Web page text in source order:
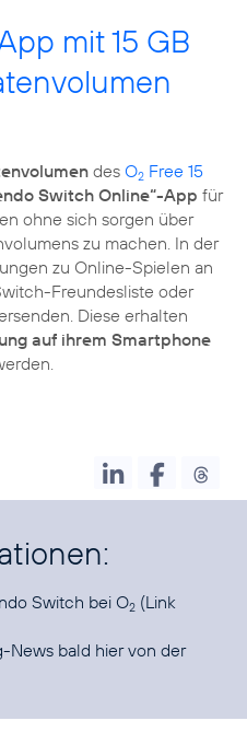
mit 15 GB
des O2 Free 15
Switch Online“-App für
ohne sich sorgen über
zu machen. In der
zu Online-Spielen an
Freundesliste oder
Diese erhalten
auf ihrem Smartphone
Switch bei O2 (Link
News bald hier von der